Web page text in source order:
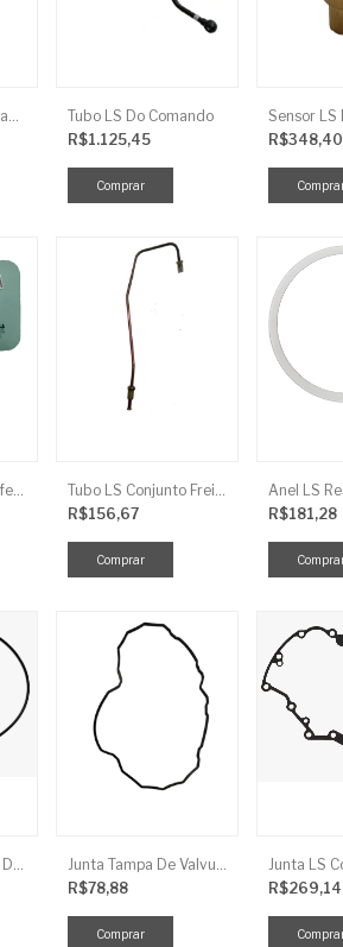
Tampa LS SD8 Entrada TRG 827
Tubo LS Do Comando
R$1.125,45
R$348,40
Vidro LS Traseiro Inferior
Tubo LS Conjunto Freio LD F G670
R$156,67
R$181,28
Anel LS Oring Nivel De Oleo EGQ125
Junta Tampa De Valvula LS
R$78,88
R$269,14